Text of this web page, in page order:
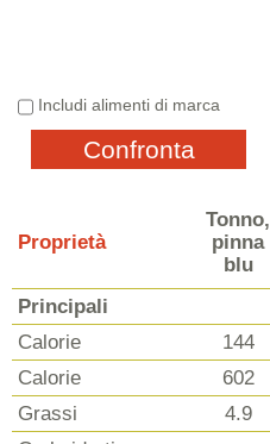
Includi alimenti di marca
Confronta
Proprietà
Tonno,
pinna
blu
Principali
Calorie
144
Calorie
602
Grassi
4.9